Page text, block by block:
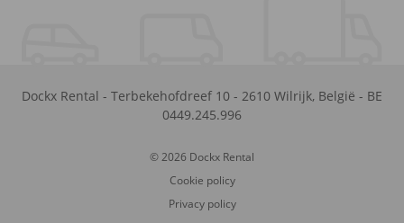
Dockx Rental - Terbekehofdreef 10 - 2610 Wilrijk, België - BE
0449.245.996
© 2026 Dockx Rental
Cookie policy
Privacy policy